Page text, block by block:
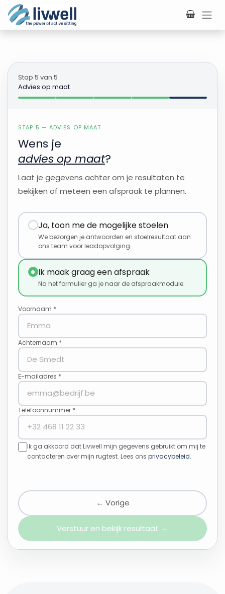
Overslaan naar inhoud
Stap 5 van 5
Advies op maat
STAP 5 — ADVIES OP MAAT
Wens je
advies op maat?
Laat je gegevens achter om je resultaten te
bekijken of meteen een afspraak te plannen.
Ja, toon me de mogelijke stoelen
We bezorgen je antwoorden en stoelresultaat aan
ons team voor leadopvolging.
Ik maak graag een afspraak
Na het formulier ga je naar de afspraakmodule.
Voornaam *
Achternaam *
E-mailadres *
Telefoonnummer *
Ik ga akkoord dat Livwell mijn gegevens gebruikt om mij te
contacteren over mijn rugtest. Lees ons privacybeleid.
← Vorige
Verstuur en bekijk resultaat →